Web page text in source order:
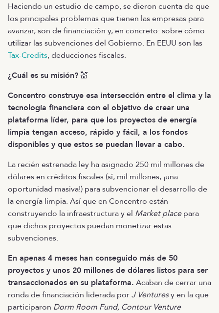
Haciendo un estudio de campo, se dieron cuenta de que
los principales problemas que tienen las empresas para
avanzar, son de financiación y, en concreto: sobre cómo
utilizar las subvenciones del Gobierno. En EEUU son las
Tax-Credits, deducciones fiscales.
¿Cuál es su misión? 💒
Concentro construye esa intersección entre el clima y la
tecnología financiera con el objetivo de crear una
plataforma líder, para que los proyectos de energía
limpia tengan acceso, rápido y fácil, a los fondos
disponibles y que estos se puedan llevar a cabo.
La recién estrenada ley ha asignado 250 mil millones de
dólares en créditos fiscales (sí, mil millones, ¡una
oportunidad masiva!) para subvencionar el desarrollo de
la energía limpia. Así que en Concentro están
construyendo la infraestructura y el Market placepara
que dichos proyectos puedan monetizar estas
subvenciones.
En apenas 4 meses han conseguido más de 50
proyectos y unos 20 millones de dólares listos para ser
transaccionados en su plataforma. Acaban de cerrar una
ronda de financiación liderada porJ Venturesy en la que
participaron Dorm Room Fund, Contour Venture